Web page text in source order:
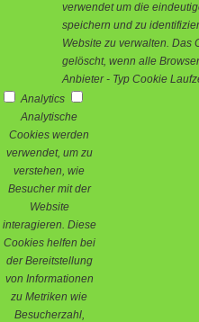
verwendet um die
speichern und zu
Website zu verwalten. Das
gelöscht, wenn alle
Anbieter - Typ Cookie
Analytics
Analytische
Cookies werden
verwendet, um zu
verstehen, wie
Besucher mit der
Website
interagieren. Diese
Cookies helfen bei
der Bereitstellung
von Informationen
zu Metriken wie
Besucherzahl,